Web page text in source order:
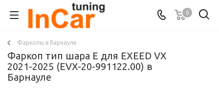
0
Фаркопы в Барнауле
Фаркоп тип шара E для EXEED VX
2021-2025 (EVX-20-991122.00) в
Барнауле